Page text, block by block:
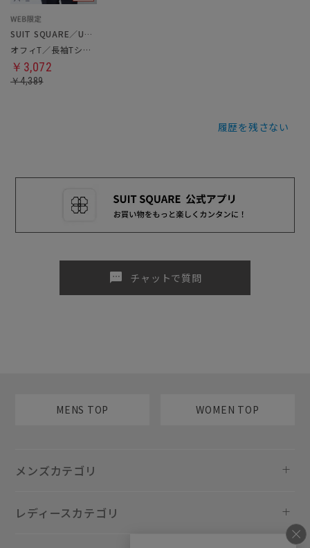
SUIT SQUARE／UNIVERSAL LANGUAGE
オフィT／長袖Tシャツ
￥3,072
￥4,389
履歴を残さない
sms チャットで質問
MENS TOP WOMEN TOP
メンズカテゴリ
レディースカテゴリ